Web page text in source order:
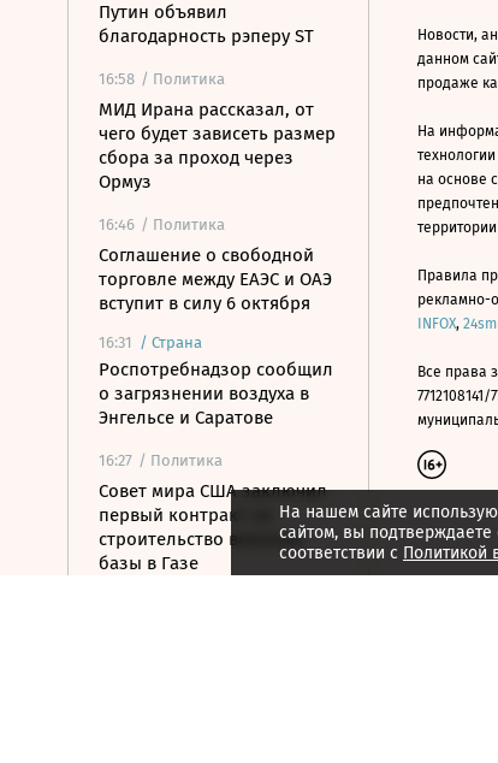
Путин объявил
благодарность рэперу ST
16:58 / Политика
МИД Ирана рассказал, от
чего будет зависеть размер
сбора за проход через
Ормуз
16:46 / Политика
Соглашение о свободной
торговле между ЕАЭС и ОАЭ
вступит в силу 6 октября
16:31 / Страна
Роспотребнадзор сообщил
о загрязнении воздуха в
Энгельсе и Саратове
16:27 / Политика
Совет мира США заключил
первый контракт на
строительство военной
базы в Газе
На нашем сайте
сайтом, вы подтверждаете
соответствии с Политикой
Новости,
данном
продаже
На
на основе
Правила
рекламно-
INFOX,
Все права
7712108141/